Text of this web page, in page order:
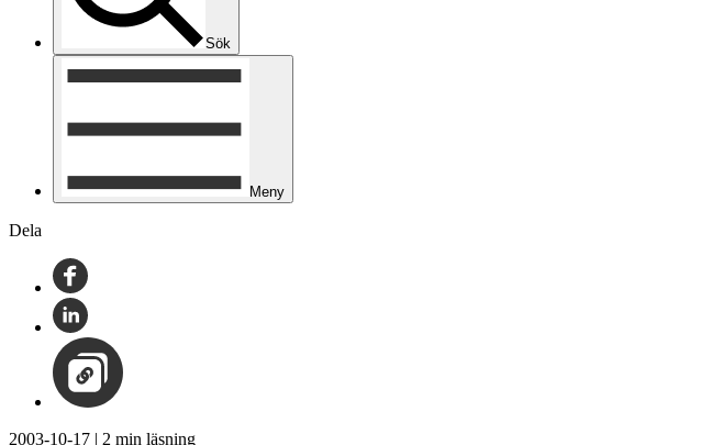
Sök
Meny
Dela
2003-10-17 | 2 min läsning